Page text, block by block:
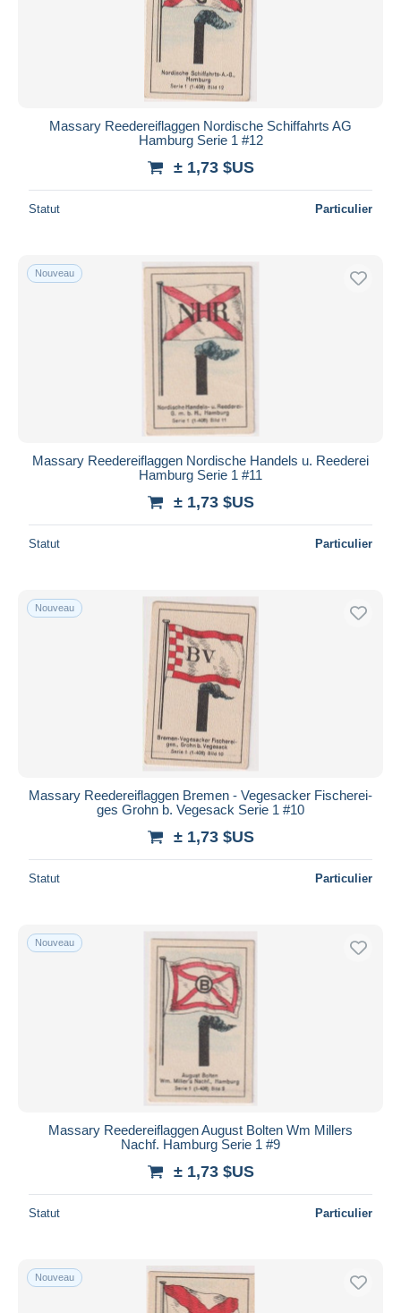
Massary Reedereiflaggen Nordische Schiffahrts AG
Hamburg Serie 1 #12
± 1,73 $US
Statut Particulier
Nouveau
Massary Reedereiflaggen Nordische Handels u. Reederei
Hamburg Serie 1 #11
± 1,73 $US
Statut Particulier
Nouveau
Massary Reedereiflaggen Bremen - Vegesacker Fischerei-
ges Grohn b. Vegesack Serie 1 #10
± 1,73 $US
Statut Particulier
Nouveau
Massary Reedereiflaggen August Bolten Wm Millers
Nachf. Hamburg Serie 1 #9
± 1,73 $US
Statut Particulier
Nouveau